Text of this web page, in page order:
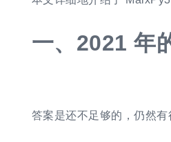
一、 2021 年
答案是还不足够的，仍然